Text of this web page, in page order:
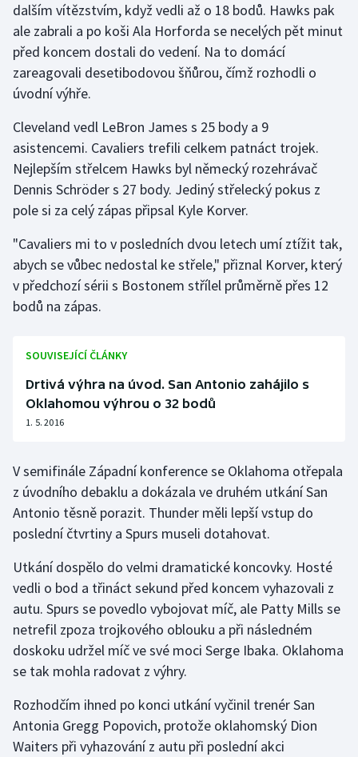
Golf
Gymnastika
Házená
Jezdectví
Judo
Krasobruslení
Lezení
Lyže a snowboard
Motorsport
Olympijské hry
Plavání
Plážový volejbal
Rychlobruslení
Rychlostní kanoistika
Short track
Sportovní střelba
Stolní tenis
dalším vítězstvím, když vedli až o 18 bodů. Hawks pak
ale zabrali a po koši Ala Horforda se necelých pět minut
před koncem dostali do vedení. Na to domácí
zareagovali desetibodovou šňůrou, čímž rozhodli o
úvodní výhře.
Cleveland vedl LeBron James s 25 body a 9
asistencemi. Cavaliers trefili celkem patnáct trojek.
Nejlepším střelcem Hawks byl německý rozehrávač
Dennis Schröder s 27 body. Jediný střelecký pokus z
pole si za celý zápas připsal Kyle Korver.
"Cavaliers mi to v posledních dvou letech umí ztížit tak,
abych se vůbec nedostal ke střele," přiznal Korver, který
v předchozí sérii s Bostonem střílel průměrně přes 12
bodů na zápas.
SOUVISEJÍCÍ ČLÁNKY
Drtivá výhra na úvod. San Antonio zahájilo s
Oklahomou výhrou o 32 bodů
1. 5. 2016
V semifinále Západní konference se Oklahoma otřepala
z úvodního debaklu a dokázala ve druhém utkání San
Antonio těsně porazit. Thunder měli lepší vstup do
poslední čtvrtiny a Spurs museli dotahovat.
Utkání dospělo do velmi dramatické koncovky. Hosté
vedli o bod a třináct sekund před koncem vyhazovali z
autu. Spurs se povedlo vybojovat míč, ale Patty Mills se
netrefil zpoza trojkového oblouku a při následném
doskoku udržel míč ve své moci Serge Ibaka. Oklahoma
se tak mohla radovat z výhry.
Rozhodčím ihned po konci utkání vyčinil trenér San
Antonia Gregg Popovich, protože oklahomský Dion
Waiters při vyhazování z autu při poslední akci